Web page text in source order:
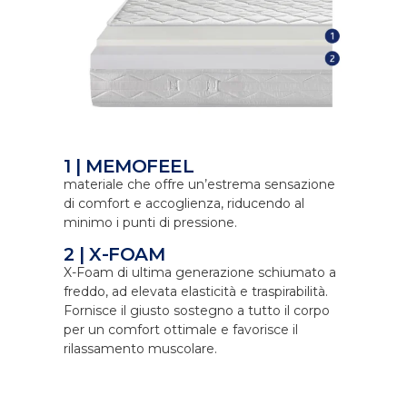
1 | MEMOFEEL
materiale che offre un’estrema sensazione
di comfort e accoglienza, riducendo al
minimo i punti di pressione.
2 | X-FOAM
X-Foam di ultima generazione schiumato a
freddo, ad elevata elasticità e traspirabilità.
Fornisce il giusto sostegno a tutto il corpo
per un comfort ottimale e favorisce il
rilassamento muscolare.